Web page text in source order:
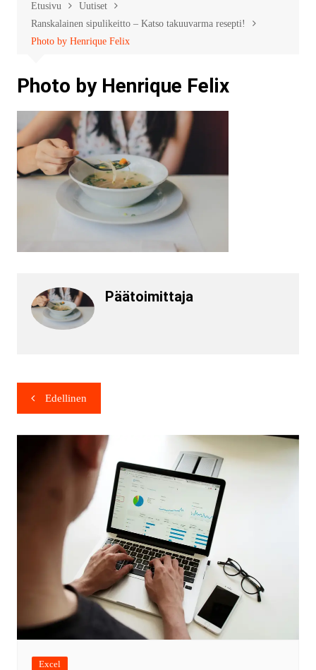
Etusivu
Uutiset
Ranskalainen sipulikeitto – Katso takuuvarma resepti!
Photo by Henrique Felix
Photo by Henrique Felix
Päätoimittaja
Edellinen
Excel